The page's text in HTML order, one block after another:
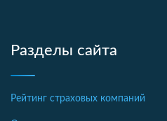
Разделы сайта
Рейтинг страховых компаний